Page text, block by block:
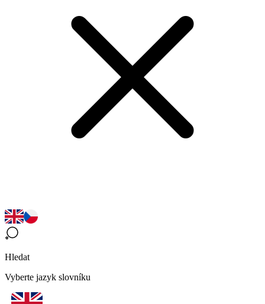
Hledat
Vyberte jazyk slovníku